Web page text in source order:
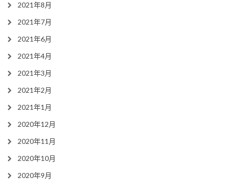
2021年8月
2021年7月
2021年6月
2021年4月
2021年3月
2021年2月
2021年1月
2020年12月
2020年11月
2020年10月
2020年9月